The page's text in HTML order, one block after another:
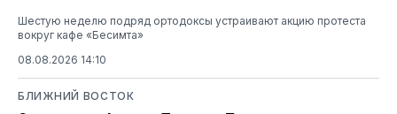
Шестую неделю подряд ортодоксы устраивают акцию протеста
вокруг кафе «Бесимта»
08.08.2026 14:10
БЛИЖНИЙ ВОСТОК